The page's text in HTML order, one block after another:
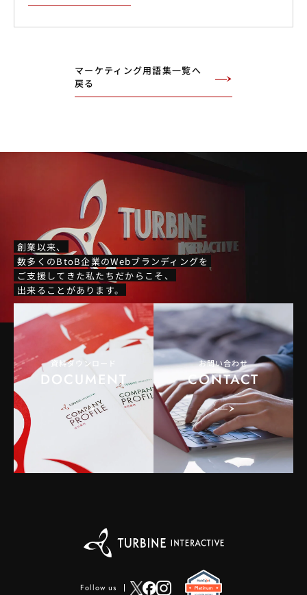
マーケティング用語集一覧へ
戻る
創業以来、
数多くのBtoB企業のWebブランディングを
ご支援してきた私たちだからこそ、
出来ることがあります。
資料ダウンロード
DOCUMENT
お問い合わせ
CONTACT
Follow us